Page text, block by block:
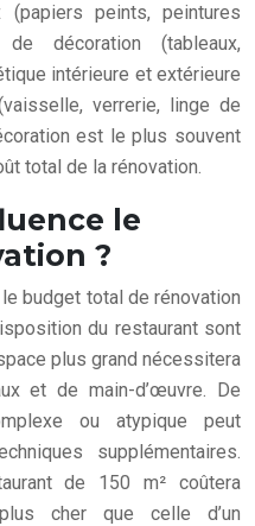
(papiers peints, peintures
décoration (tableaux,
intérieure et extérieure
verrerie, linge de
est le plus souvent
total de la rénovation.
le
?
budget total de rénovation
du restaurant sont
plus grand nécessitera
et de main-d’œuvre. De
ou atypique peut
supplémentaires.
de 150 m² coûtera
cher que celle d’un